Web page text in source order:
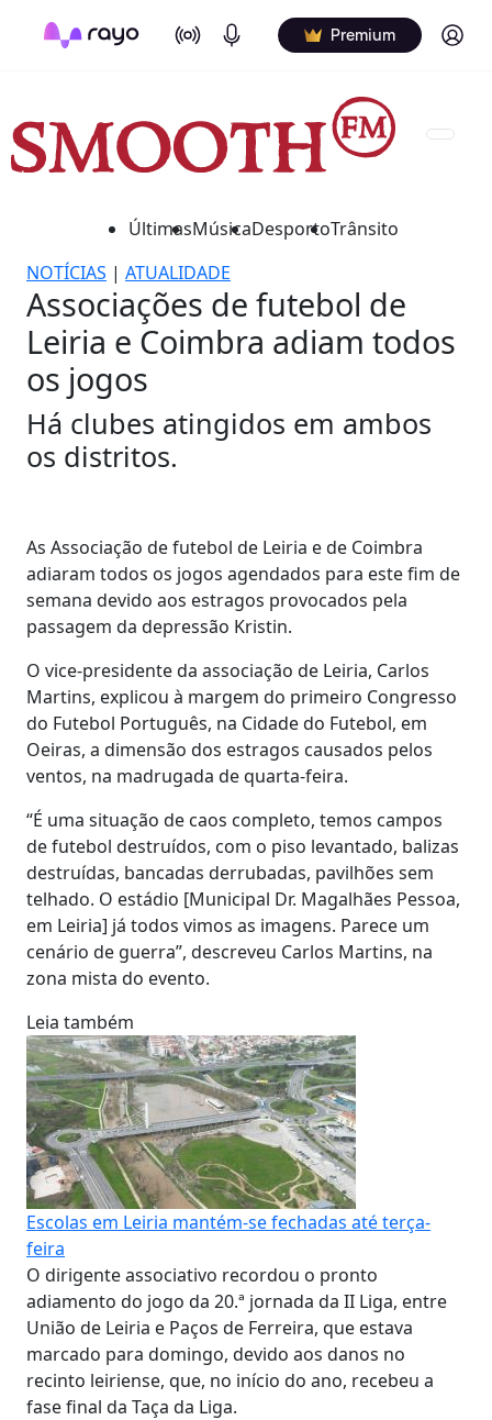
On Air Podcasts Premium Log in
ÚltimasMúsicaDesportoTrânsito
NOTÍCIAS | ATUALIDADE
Associações de futebol de
Leiria e Coimbra adiam todos
os jogos
Há clubes atingidos em ambos
os distritos.
As Associação de futebol de Leiria e de Coimbra
adiaram todos os jogos agendados para este fim de
semana devido aos estragos provocados pela
passagem da depressão Kristin.
O vice-presidente da associação de Leiria, Carlos
Martins, explicou à margem do primeiro Congresso
do Futebol Português, na Cidade do Futebol, em
Oeiras, a dimensão dos estragos causados pelos
ventos, na madrugada de quarta-feira.
“É uma situação de caos completo, temos campos
de futebol destruídos, com o piso levantado, balizas
destruídas, bancadas derrubadas, pavilhões sem
telhado. O estádio [Municipal Dr. Magalhães Pessoa,
em Leiria] já todos vimos as imagens. Parece um
cenário de guerra”, descreveu Carlos Martins, na
zona mista do evento.
Leia também
Escolas em Leiria mantém-se fechadas até terça-
feira
O dirigente associativo recordou o pronto
adiamento do jogo da 20.ª jornada da II Liga, entre
União de Leiria e Paços de Ferreira, que estava
marcado para domingo, devido aos danos no
recinto leiriense, que, no início do ano, recebeu a
fase final da Taça da Liga.